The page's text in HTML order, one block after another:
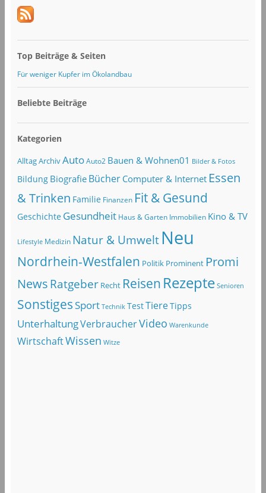
Top Beiträge & Seiten
Für weniger Kupfer im Ökolandbau
Beliebte Beiträge
Kategorien
AlltagArchivAuto Auto2 Bauen & Wohnen01 Bilder & Fotos
Bildung Biografie Bücher Computer & Internet Essen
& Trinken Familie Finanzen Fit & Gesund
Geschichte Gesundheit Haus & Garten Immobilien Kino & TV
Lifestyle Medizin Natur & Umwelt Neu
Nordrhein-Westfalen Politik Prominent Promi
NewsRatgeber Recht Reisen Rezepte Senioren
SonstigesSport Technik TestTiereTipps
UnterhaltungVerbraucherVideo Warenkunde
WirtschaftWissen Witze